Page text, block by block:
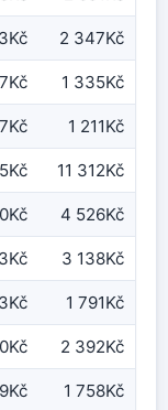
2 347Kč
1 335Kč
1 211Kč
11 312Kč
4 526Kč
3 138Kč
1 791Kč
2 392Kč
1 758Kč